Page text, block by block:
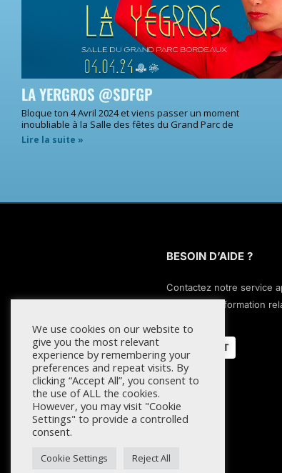
LA YERGROS @SDFGP
Bloque ton 4 Avril 2024 et viens passer un moment
inoubliable à la Salle des fêtes du Grand Parc de
Lire la suite »
BESOIN D’AIDE ?
Contactez notre service
pour toute information
CONTACT
We use cookies on our website to
give you the most relevant
experience by remembering your
preferences and repeat visits. By
clicking “Accept All”, you consent to
the use of ALL the cookies.
However, you may visit "Cookie
Settings" to provide a controlled
consent.
Cookie Settings Reject All